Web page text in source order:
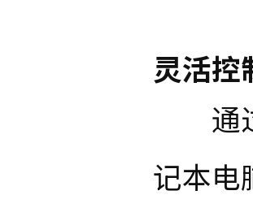
灵活控
通
记本电